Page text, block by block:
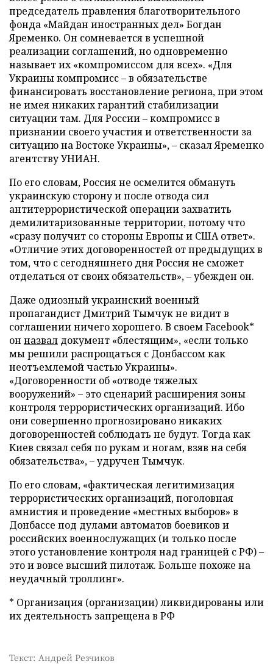
председатель правления благотворительного
фонда «Майдан иностранных дел» Богдан
Яременко. Он сомневается в успешной
реализации соглашений, но одновременно
называет их «компромиссом для всех». «Для
Украины компромисс – в обязательстве
финансировать восстановление региона, при этом
не имея никаких гарантий стабилизации
ситуации там. Для России – компромисс в
признании своего участия и ответственности за
ситуацию на Востоке Украины», – сказал Яременко
агентству УНИАН.
По его словам, Россия не осмелится обмануть
украинскую сторону и после отвода сил
антитеррористической операции захватить
демилитаризованные территории, потому что
«сразу получит со стороны Европы и США ответ».
«Отличие этих договоренностей от предыдущих в
том, что с сегодняшнего дня Россия не сможет
отделаться от своих обязательств», – убежден он.
Даже одиозный украинский военный
пропагандист Дмитрий Тымчук не видит в
соглашении ничего хорошего. В своем Facebook*
он назвал документ «блестящим», «если только
мы решили распрощаться с Донбассом как
неотъемлемой частью Украины».
«Договоренности об «отводе тяжелых
вооружений» – это сценарий расширения зоны
контроля террористических организаций. Ибо
они совершенно прогнозировано никаких
договоренностей соблюдать не будут. Тогда как
Киев связал себя по рукам и ногам, взяв на себя
обязательства», – удручен Тымчук.
По его словам, «фактическая легитимизация
террористических организаций, поголовная
амнистия и проведение «местных выборов» в
Донбассе под дулами автоматов боевиков и
российских военнослужащих (и только после
этого установление контроля над границей с РФ) –
это и вовсе высший пилотаж. Больше похоже на
неудачный троллинг».
* Организация (организации) ликвидированы или
их деятельность запрещена в РФ
Текст: Андрей Резчиков